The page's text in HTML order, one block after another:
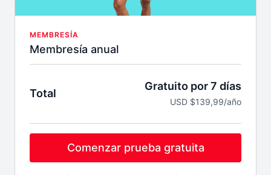
MEMBRESÍA
Membresía anual
Total
Gratuito por 7 días
USD $139,99/año
Comenzar prueba gratuita